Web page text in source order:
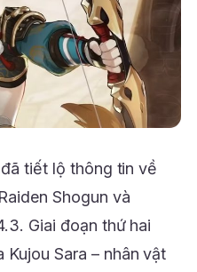
tiết lộ thông tin về
Shogun và
Giai đoạn thứ hai
Sara – nhân vật